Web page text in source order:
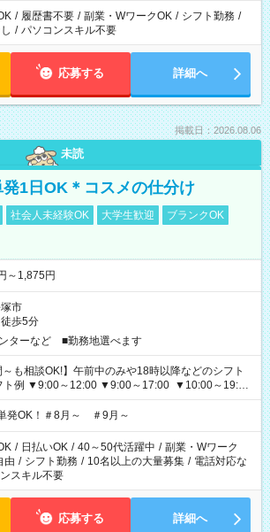
/ 履歴書不要 / 副業・WワークOK / シフト勤務 /
/ パソコンスキル不要
応募する 詳細へ
掲載日：2026.08.06
未読
1日OK＊コスメの仕分け
社会人未経験OK 大学生歓迎
ブランクOK
～1,875円
市
歩5分
ターなど ■勤務地選べます
～も相談OK!】午前中のみや18時以降などのシフト
ト例 ▼9:00～12:00 ▼9:00～17:00 ▼10:00～19:00
発OK！＃8月～ ＃9月～
/ 日払いOK / 40～50代活躍中 / 副業・Wワーク
由 / シフト勤務 / 10名以上の大量募集 / 電話対応な
スキル不要
応募する 詳細へ